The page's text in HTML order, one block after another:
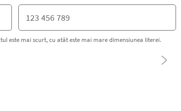
este mai scurt, cu atât este mai mare dimensiunea literei.